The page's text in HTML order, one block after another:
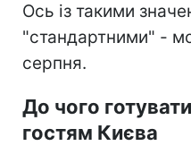
Ось із такими
"стандартними" -
серпня.
До чого
гостям Києва